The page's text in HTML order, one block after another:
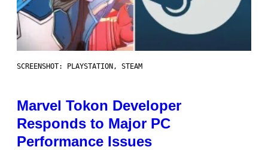
SCREENSHOT: PLAYSTATION, STEAM
Marvel Tokon Developer
Responds to Major PC
Performance Issues